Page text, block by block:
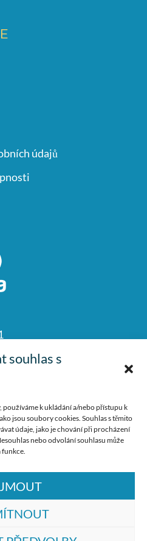
souhlas s
k ukládání a/nebo přístupu k
jsou soubory cookies. Souhlas s těmito
údaje, jako je chování při procházení
nebo odvolání souhlasu může
funkce.
údajů